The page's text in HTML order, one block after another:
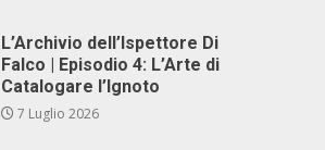
L’Archivio dell’Ispettore Di
Falco | Episodio 4: L’Arte di
Catalogare l’Ignoto
7 Luglio 2026